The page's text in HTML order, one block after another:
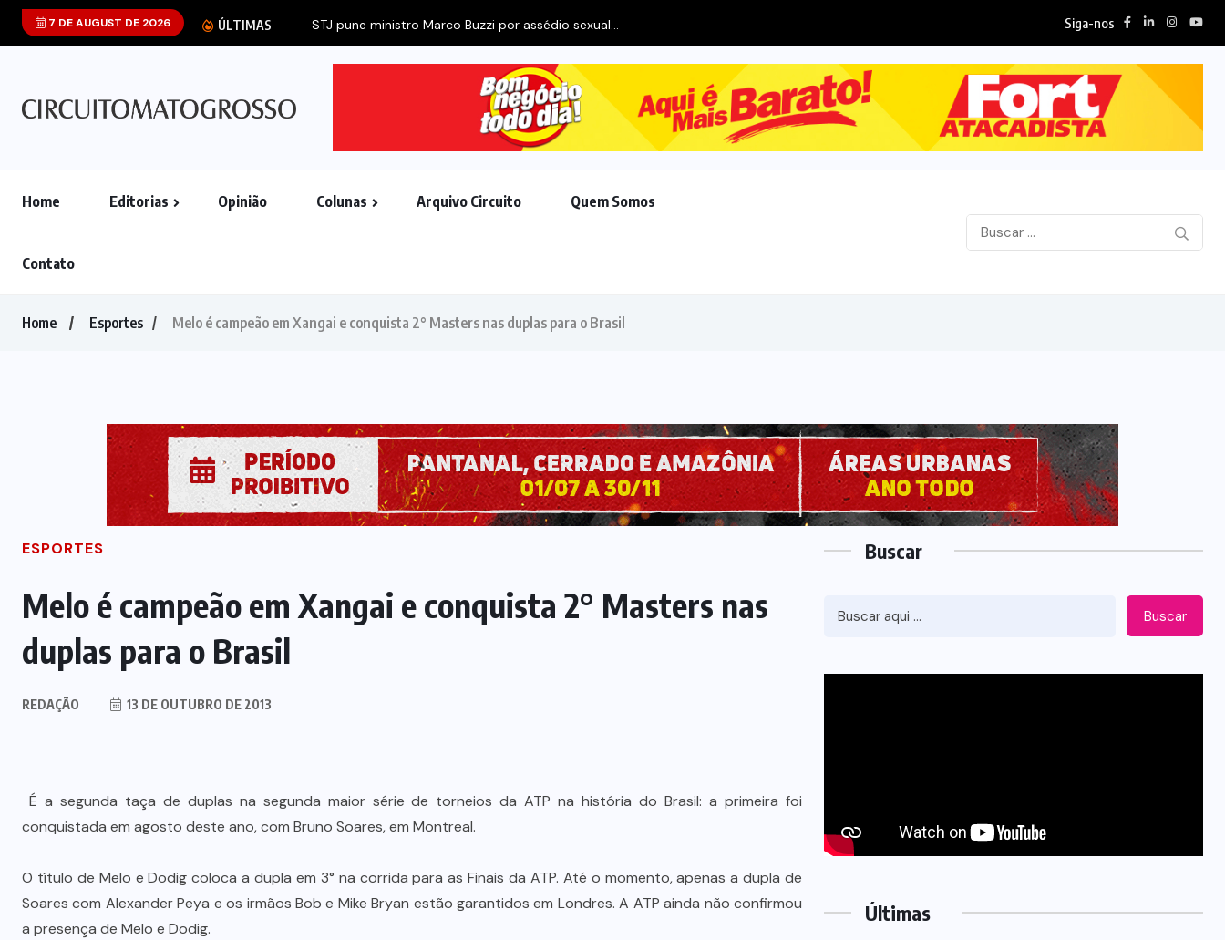
7 DE AUGUST DE 2026 ÚLTIMAS STJ pune ministro Marco Buzzi por assédio sexual... Siga-nos
Home Editorias Opinião Colunas Arquivo Circuito Quem Somos
Contato
Home Esportes Melo é campeão em Xangai e conquista 2° Masters nas duplas para o Brasil
ESPORTES
Melo é campeão em Xangai e conquista 2° Masters nas
duplas para o Brasil
REDAÇÃO 13 DE OUTUBRO DE 2013
É a segunda taça de duplas na segunda maior série de torneios da ATP na história do Brasil: a primeira foi
conquistada em agosto deste ano, com Bruno Soares, em Montreal.
O título de Melo e Dodig coloca a dupla em 3° na corrida para as Finais da ATP. Até o momento, apenas a dupla de
Soares com Alexander Peya e os irmãos Bob e Mike Bryan estão garantidos em Londres. A ATP ainda não confirmou
a presença de Melo e Dodig.
Buscar
Buscar
Últimas